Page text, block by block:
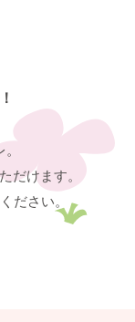
だけます。
さい。